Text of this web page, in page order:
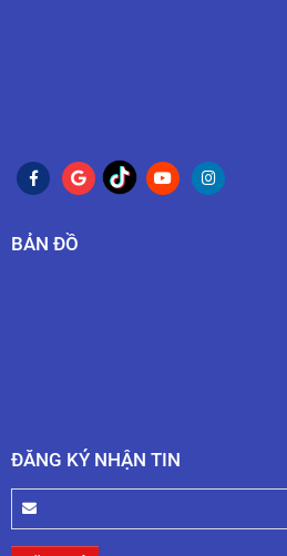
BẢN ĐỒ
ĐĂNG KÝ NHẬN TIN